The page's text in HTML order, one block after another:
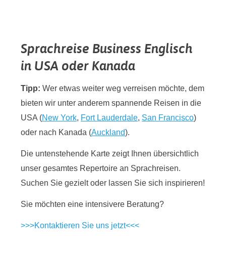
Sprachreise Business Englisch
in USA oder Kanada
Tipp: Wer etwas weiter weg verreisen möchte, dem
bieten wir unter anderem spannende Reisen in die
USA (New York, Fort Lauderdale, San Francisco)
oder nach Kanada (Auckland).
Die untenstehende Karte zeigt Ihnen übersichtlich
unser gesamtes Repertoire an Sprachreisen.
Suchen Sie gezielt oder lassen Sie sich inspirieren!
Sie möchten eine intensivere Beratung?
>>>Kontaktieren Sie uns jetzt<<<